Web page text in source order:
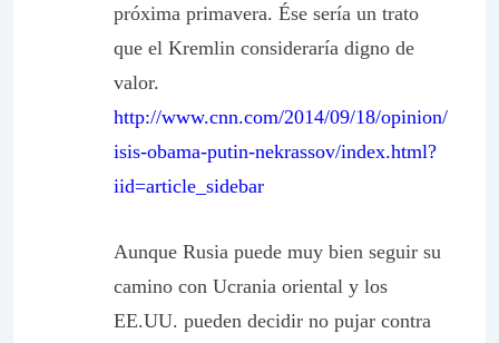
próxima primavera. Ése sería un trato
que el Kremlin consideraría digno de
valor.
http://www.cnn.com/2014/09/18/opinion/
isis-obama-putin-nekrassov/index.html?
iid=article_sidebar
Aunque Rusia puede muy bien seguir su
camino con Ucrania oriental y los
EE.UU. pueden decidir no pujar contra